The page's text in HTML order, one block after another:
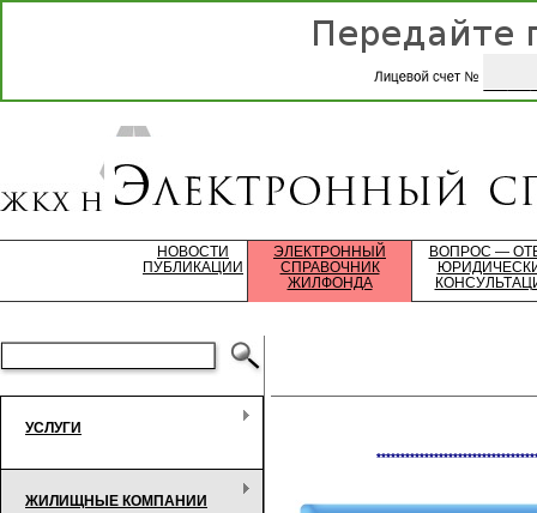
НОВОСТИ
ПУБЛИКАЦИИ
ЭЛЕКТРОННЫЙ
СПРАВОЧНИК
ЖИЛФОНДА
ВОПРОС —
УСЛУГИ
ЖИЛИЩНЫЕ КОМПАНИИ